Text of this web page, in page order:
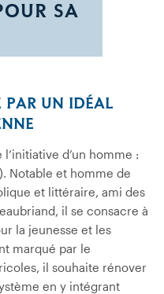
SA
PAR UN IDÉAL
d’un homme :
Notable et homme de
et littéraire, ami des
il se consacre à
la jeunesse et les
marqué par le
il souhaite rénover
en y intégrant